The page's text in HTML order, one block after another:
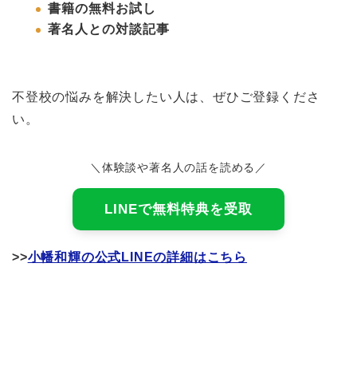
書籍の無料お試し
著名人との対談記事
不登校の悩みを解決したい人は、ぜひご登録くださ
い。
＼体験談や著名人の話を読める／
LINEで無料特典を受取
>>小幡和輝の公式LINEの詳細はこちら